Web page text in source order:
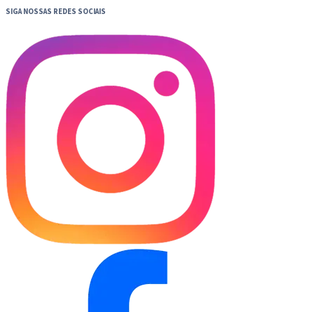
SIGA NOSSAS REDES SOCIAIS